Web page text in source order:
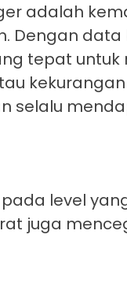
adalah
Dengan
tepat untuk
selalu
level
juga